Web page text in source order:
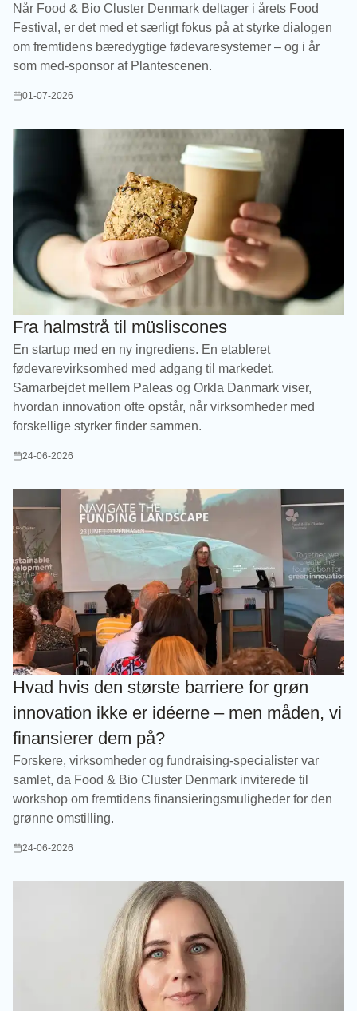
Når Food & Bio Cluster Denmark deltager i årets Food
Festival, er det med et særligt fokus på at styrke dialogen
om fremtidens bæredygtige fødevaresystemer – og i år
som med-sponsor af Plantescenen.
01-07-2026
Fra halmstrå til müsliscones
En startup med en ny ingrediens. En etableret
fødevarevirksomhed med adgang til markedet.
Samarbejdet mellem Paleas og Orkla Danmark viser,
hvordan innovation ofte opstår, når virksomheder med
forskellige styrker finder sammen.
24-06-2026
Hvad hvis den største barriere for grøn
innovation ikke er idéerne – men måden, vi
finansierer dem på?
Forskere, virksomheder og fundraising-specialister var
samlet, da Food & Bio Cluster Denmark inviterede til
workshop om fremtidens finansieringsmuligheder for den
grønne omstilling.
24-06-2026